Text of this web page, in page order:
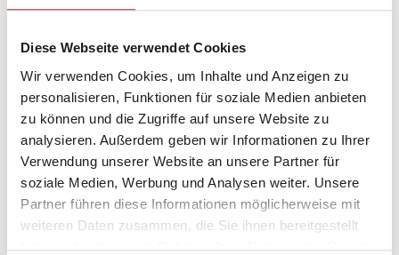
Diese Webseite verwendet Cookies
Wir verwenden Cookies, um Inhalte und Anzeigen zu
personalisieren, Funktionen für soziale Medien anbieten
zu können und die Zugriffe auf unsere Website zu
analysieren. Außerdem geben wir Informationen zu Ihrer
Verwendung unserer Website an unsere Partner für
soziale Medien, Werbung und Analysen weiter. Unsere
Partner führen diese Informationen möglicherweise mit
weiteren Daten zusammen, die Sie ihnen bereitgestellt
haben oder die sie im Rahmen Ihrer Nutzung der Dienste
Mitsparen. So lautet das wohlklingende Motto des MediaMarkts
wir euch nicht an den Highlights des gesamten aktuellen...
MEDIA MARKT/ WERBUNG 25. APRIL 2019
Media Markt RV KW17
– Bezahlter Werbeinhalt – Lange musstet ihr warten, aber endlich haben
sich zum 40-jährigen Bestehen MediaMarkt Deutschlands wieder
astreine Super-Angebote herauskristallisiert. Die wollen wir euch
natürlich nicht vorenthalten – schließlich müsst ihr wissen, wie...